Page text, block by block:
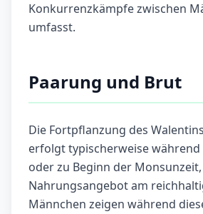
Konkurrenzkämpfe zwischen
umfasst.
Paarung und Brut
Die Fortpflanzung des
erfolgt typischerweise während
oder zu Beginn der
Nahrungsangebot am
Männchen zeigen während